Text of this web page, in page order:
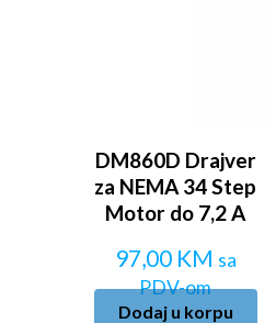
DM860D Drajver
za NEMA 34 Step
Motor do 7,2 A
97,00 KM sa
PDV-om
Dodaj u korpu